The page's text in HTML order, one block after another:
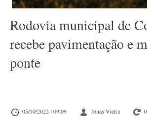
Rodovia municipal de
recebe pavimentação e
ponte
05/10/2022 l 09:09 Jonas Vieira